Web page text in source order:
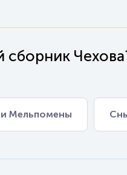
сборник
Мельпомены